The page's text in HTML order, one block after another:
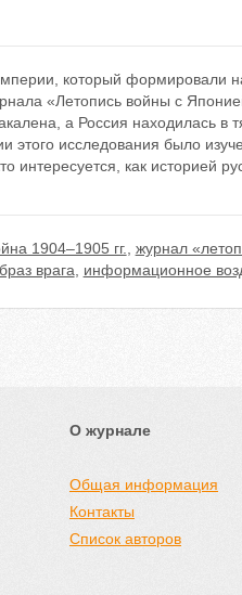
который формировали
«Летопись войны с
а Россия находилась в
этого исследования было
как историей
1904–1905 гг. журнал
врага информационное
О журнале
Общая информация
Контакты
Список авторов